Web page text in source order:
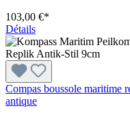
103,00 €*
Détails
Compas boussole maritime
antique